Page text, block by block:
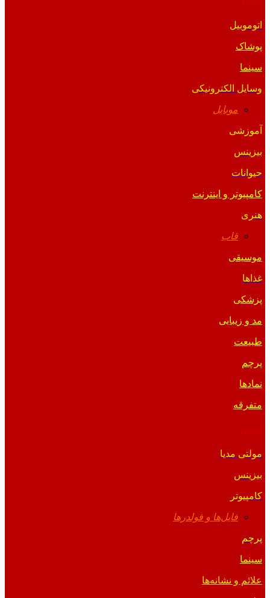
اتوموبیل
پوشاک
سینما
وسایل الکترونیکی
موبایل
آموزشی
بیزینس
حیوانات
کامپیوتر و اینترنت
هنری
قاب
موسیقی
غذاها
پزشکی
مد و زیبایی
طبیعت
پرچم
نمادها
متفرقه
مولتی مدیا
بیزینس
کامپیوتر
فایل‌ها و فولدرها
پرچم
سینما
علائم و نشانه‌ها